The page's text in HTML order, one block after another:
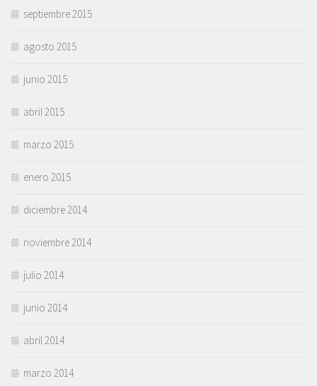
septiembre 2015
agosto 2015
junio 2015
abril 2015
marzo 2015
enero 2015
diciembre 2014
noviembre 2014
julio 2014
junio 2014
abril 2014
marzo 2014